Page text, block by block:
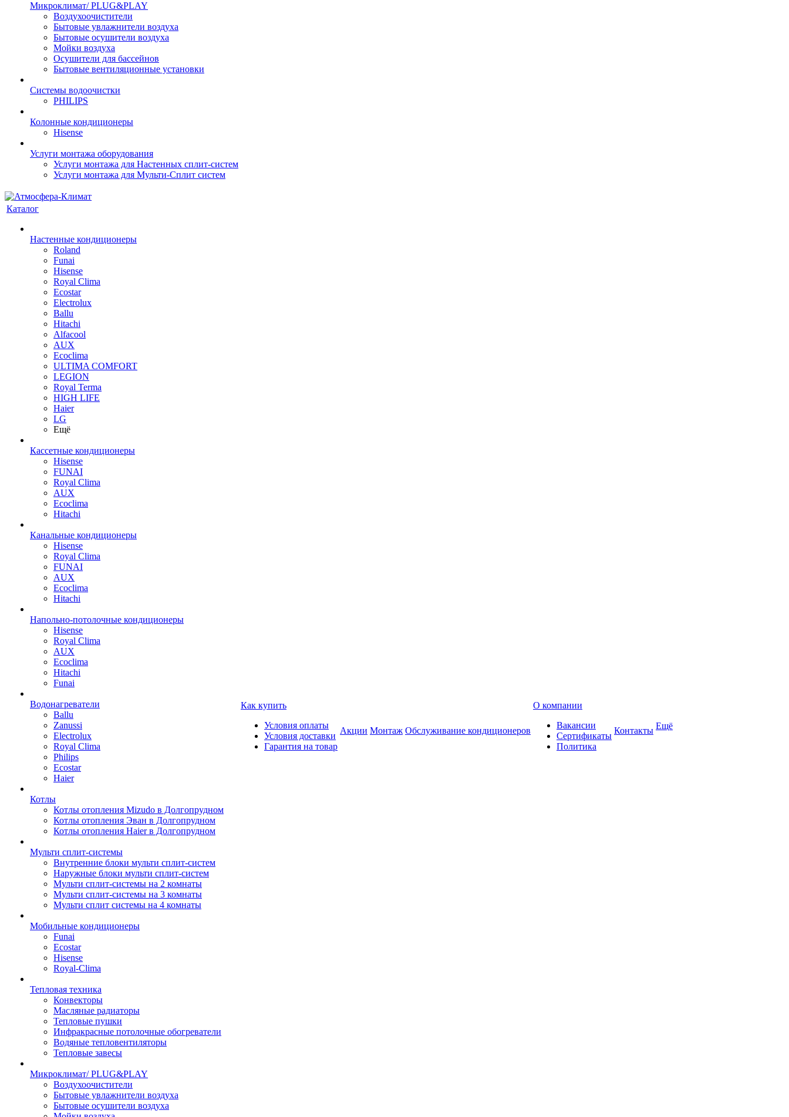
Микроклимат/ PLUG&PLAY
Воздухоочистители
Бытовые увлажнители воздуха
Бытовые осушители воздуха
Мойки воздуха
Осушители для бассейнов
Бытовые вентиляционные установки
Системы водоочистки
PHILIPS
Колонные кондиционеры
Hisense
Услуги монтажа оборудования
Услуги монтажа для Настенных сплит-систем
Услуги монтажа для Мульти-Сплит систем
Каталог
Настенные кондиционеры
Roland
Funai
Hisense
Royal Clima
Ecostar
Electrolux
Ballu
Hitachi
Alfacool
AUX
Ecoclima
ULTIMA COMFORT
LEGION
Royal Terma
HIGH LIFE
Haier
LG
Ещё
Кассетные кондиционеры
Hisense
FUNAI
Royal Clima
AUX
Ecoclima
Hitachi
Канальные кондиционеры
Hisense
Royal Clima
FUNAI
AUX
Ecoclima
Hitachi
Напольно-потолочные кондиционеры
Hisense
Royal Clima
AUX
Ecoclima
Hitachi
Funai
Водонагреватели
Ballu
Zanussi
Electrolux
Royal Clima
Philips
Ecostar
Haier
Котлы
Котлы отопления Mizudo в Долгопрудном
Котлы отопления Эван в Долгопрудном
Котлы отопления Haier в Долгопрудном
Мульти сплит-системы
Внутренние блоки мульти сплит-систем
Наружные блоки мульти сплит-систем
Мульти сплит-системы на 2 комнаты
Мульти сплит-системы на 3 комнаты
Мульти сплит системы на 4 комнаты
Мобильные кондиционеры
Funai
Ecostar
Hisense
Royal-Clima
Тепловая техника
Конвекторы
Масляные радиаторы
Тепловые пушки
Инфракрасные потолочные обогреватели
Водяные тепловентиляторы
Тепловые завесы
Микроклимат/ PLUG&PLAY
Воздухоочистители
Бытовые увлажнители воздуха
Бытовые осушители воздуха
Как купить
Условия оплаты
Условия доставки
Гарантия на товар
Акции Монтаж Обслуживание кондиционеров
О компании
Вакансии
Сертификаты
Политика
Контакты Ещё